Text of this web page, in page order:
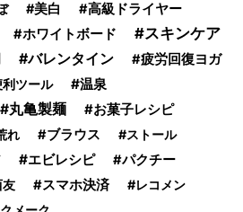
美白 高級ドライヤー
ホワイトボード
スキンケア
バレンタイン
疲労回復ヨガ
利ツール
温泉
丸亀製麺 お菓子レシピ
れ ブラウス
ストール
エビレシピ パクチー
友 スマホ決済 レコメン